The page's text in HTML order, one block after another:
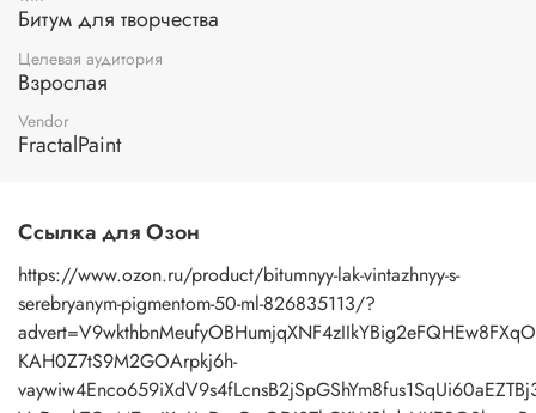
Битум для творчества
Целевая аудитория
Взрослая
Vendor
FractalPaint
Ссылка для Озон
https://www.ozon.ru/product/bitumnyy-lak-vintazhnyy-s-
serebryanym-pigmentom-50-ml-826835113/?
KAH0Z7tS9M2GOArpkj6h-